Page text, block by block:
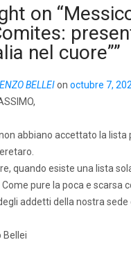
on “
nel cuore””
BELLEIon octubre 7,
abbiano accettato la lista
quando esiste una lista
Come pure la poca e scarsa
addetti della nostra sede
Bellei